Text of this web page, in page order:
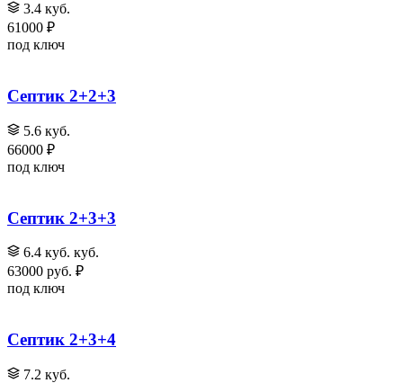
3.4 куб.
61000 ₽
под ключ
Септик 2+2+3
5.6 куб.
66000 ₽
под ключ
Септик 2+3+3
6.4 куб. куб.
63000 руб. ₽
под ключ
Септик 2+3+4
7.2 куб.